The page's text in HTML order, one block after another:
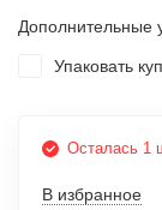
Дополнительные
Упаковать
Осталась 1
В избранное